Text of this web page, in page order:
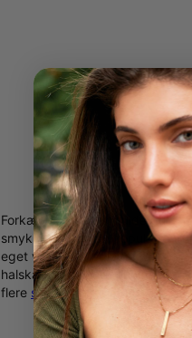
Forkæl mor med stilfulde
smykke tager den populære
eget valg. Den er lavet i 10
halskæde er noget
flere smykker til mor , herunder